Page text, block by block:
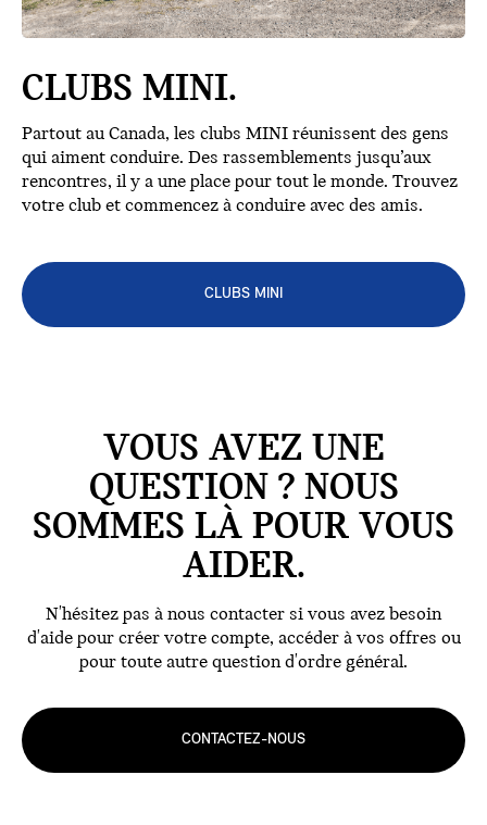
CLUBS MINI.
Partout au Canada, les clubs MINI réunissent des gens
qui aiment conduire. Des rassemblements jusqu’aux
rencontres, il y a une place pour tout le monde. Trouvez
votre club et commencez à conduire avec des amis.
CLUBS MINI
VOUS AVEZ UNE
QUESTION ? NOUS
SOMMES LÀ POUR VOUS
AIDER.
N'hésitez pas à nous contacter si vous avez besoin
d'aide pour créer votre compte, accéder à vos offres ou
pour toute autre question d'ordre général.
CONTACTEZ-NOUS